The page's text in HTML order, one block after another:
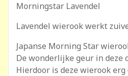
Morningstar Lavendel
Lavendel wierook werkt
Japanse Morning Star
De wonderlijke geur in deze
Hierdoor is deze wierook erg